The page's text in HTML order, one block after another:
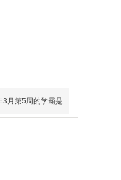
3月第5周的学霸是